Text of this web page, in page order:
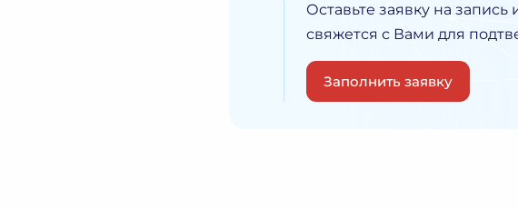
Оставьте заявку на
свяжется с Вами для
Заполнить заявку